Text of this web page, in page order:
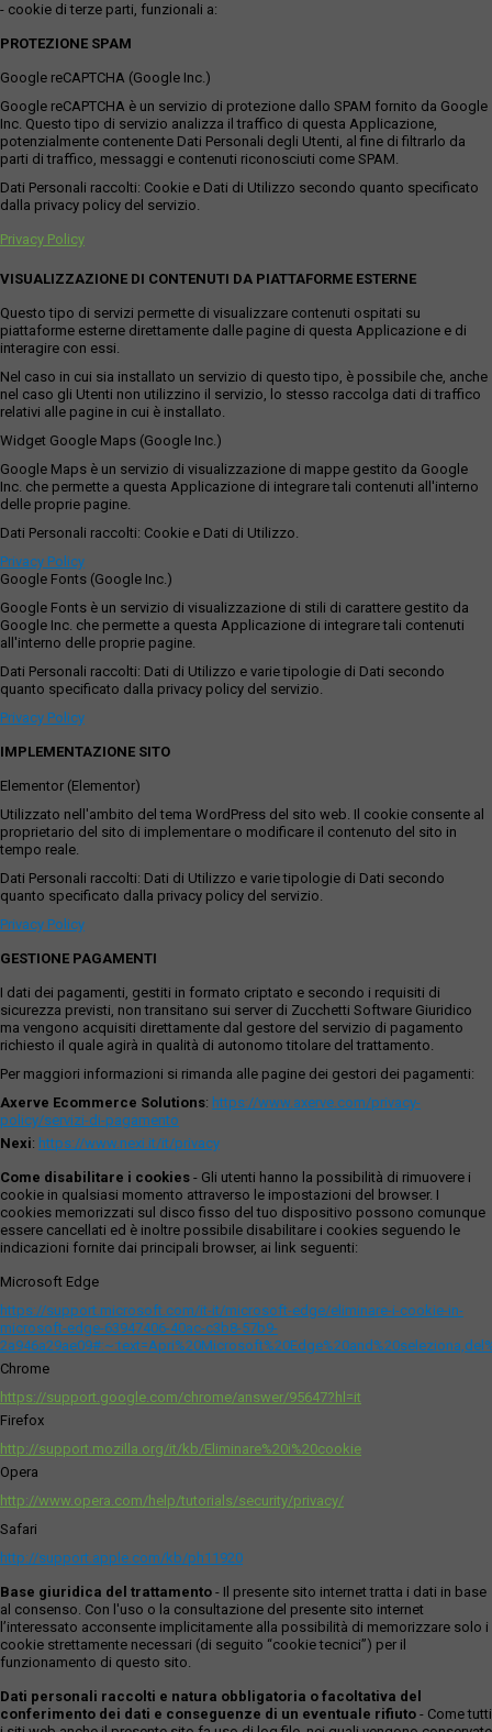
- cookie di terze parti, funzionali a:
PROTEZIONE SPAM
Google reCAPTCHA (Google Inc.)
Google reCAPTCHA è un servizio di protezione dallo SPAM fornito da Google
Inc. Questo tipo di servizio analizza il traffico di questa Applicazione,
potenzialmente contenente Dati Personali degli Utenti, al fine di filtrarlo da
parti di traffico, messaggi e contenuti riconosciuti come SPAM.
Dati Personali raccolti: Cookie e Dati di Utilizzo secondo quanto specificato
dalla privacy policy del servizio.
Privacy Policy
VISUALIZZAZIONE DI CONTENUTI DA PIATTAFORME ESTERNE
Questo tipo di servizi permette di visualizzare contenuti ospitati su
piattaforme esterne direttamente dalle pagine di questa Applicazione e di
interagire con essi.
Nel caso in cui sia installato un servizio di questo tipo, è possibile che, anche
nel caso gli Utenti non utilizzino il servizio, lo stesso raccolga dati di traffico
relativi alle pagine in cui è installato.
Widget Google Maps (Google Inc.)
Google Maps è un servizio di visualizzazione di mappe gestito da Google
Inc. che permette a questa Applicazione di integrare tali contenuti all'interno
delle proprie pagine.
Dati Personali raccolti: Cookie e Dati di Utilizzo.
Privacy Policy
Google Fonts (Google Inc.)
Google Fonts è un servizio di visualizzazione di stili di carattere gestito da
Google Inc. che permette a questa Applicazione di integrare tali contenuti
all'interno delle proprie pagine.
Dati Personali raccolti: Dati di Utilizzo e varie tipologie di Dati secondo
quanto specificato dalla privacy policy del servizio.
Privacy Policy
IMPLEMENTAZIONE SITO
Elementor (Elementor)
Utilizzato nell'ambito del tema WordPress del sito web. Il cookie consente al
proprietario del sito di implementare o modificare il contenuto del sito in
tempo reale.
Dati Personali raccolti: Dati di Utilizzo e varie tipologie di Dati secondo
quanto specificato dalla privacy policy del servizio.
Privacy Policy
GESTIONE PAGAMENTI
I dati dei pagamenti, gestiti in formato criptato e secondo i requisiti di
sicurezza previsti, non transitano sui server di Zucchetti Software Giuridico
ma vengono acquisiti direttamente dal gestore del servizio di pagamento
richiesto il quale agirà in qualità di autonomo titolare del trattamento.
Per maggiori informazioni si rimanda alle pagine dei gestori dei pagamenti:
Axerve Ecommerce Solutions: https://www.axerve.com/privacy-
policy/servizi-di-pagamento
Nexi: https://www.nexi.it/it/privacy
Come disabilitare i cookies - Gli utenti hanno la possibilità di rimuovere i
cookie in qualsiasi momento attraverso le impostazioni del browser. I
cookies memorizzati sul disco fisso del tuo dispositivo possono comunque
essere cancellati ed è inoltre possibile disabilitare i cookies seguendo le
indicazioni fornite dai principali browser, ai link seguenti:
Microsoft Edge
https://support.microsoft.com/it-it/microsoft-edge/eliminare-i-cookie-in-
microsoft-edge-63947406-40ac-c3b8-57b9-
Chrome
https://support.google.com/chrome/answer/95647?hl=it
Firefox
http://support.mozilla.org/it/kb/Eliminare%20i%20cookie
Opera
http://www.opera.com/help/tutorials/security/privacy/
Safari
http://support.apple.com/kb/ph11920
Base giuridica del trattamento - Il presente sito internet tratta i dati in base
al consenso. Con l'uso o la consultazione del presente sito internet
l’interessato acconsente implicitamente alla possibilità di memorizzare solo i
cookie strettamente necessari (di seguito “cookie tecnici”) per il
funzionamento di questo sito.
Dati personali raccolti e natura obbligatoria o facoltativa del
conferimento dei dati e conseguenze di un eventuale rifiuto - Come tutti